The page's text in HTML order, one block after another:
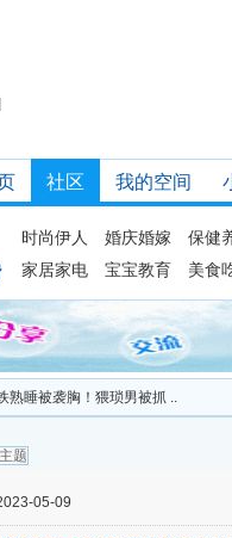
社区 我的空间
时尚伊人 婚庆婚嫁
保健
家居家电
宝宝教育 美食
熟睡被袭胸！猥琐男被抓 ..
题
05-09